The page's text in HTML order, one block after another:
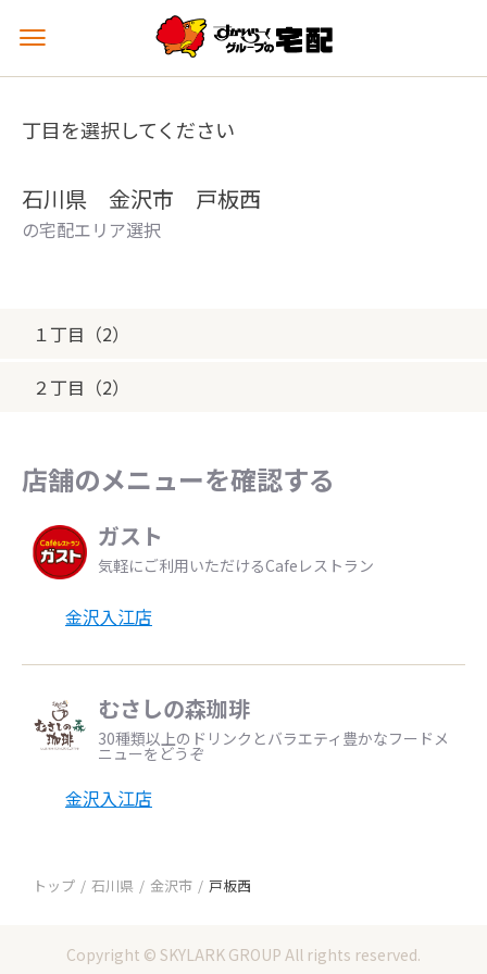
メ
ュ
を
丁目を選択してください
石川県 金沢市 戸板西
の宅配エリア選択
１丁目（2）
２丁目（2）
店舗のメニューを確認する
ガスト
気軽にご利用いただけるCafeレストラン
金沢入江店
むさしの森珈琲
30種類以上のドリンクとバラエティ豊かなフードメ
ニューをどうぞ
金沢入江店
トップ 石川県 金沢市 戸板西
Copyright © SKYLARK GROUP All rights reserved.